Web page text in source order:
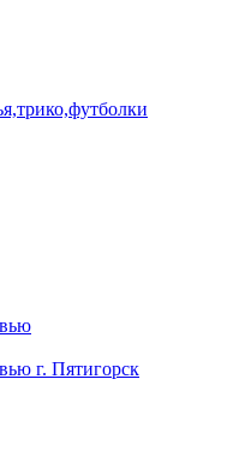
г. Пятигорск